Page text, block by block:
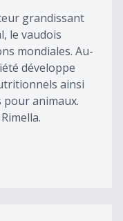
grandissant
le vaudois
mondiales. Au-
développe
ainsi
animaux.